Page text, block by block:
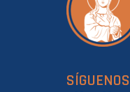
SÍGUENOS